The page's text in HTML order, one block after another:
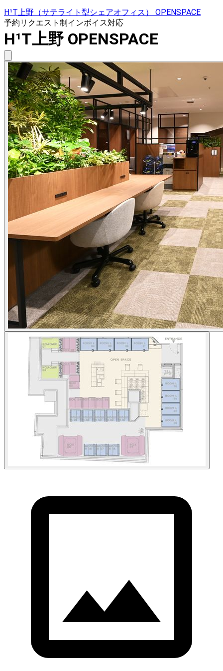
H¹T上野（サテライト型シェアオフィス） OPENSPACE
予約リクエスト制インボイス対応
H¹T上野 OPENSPACE